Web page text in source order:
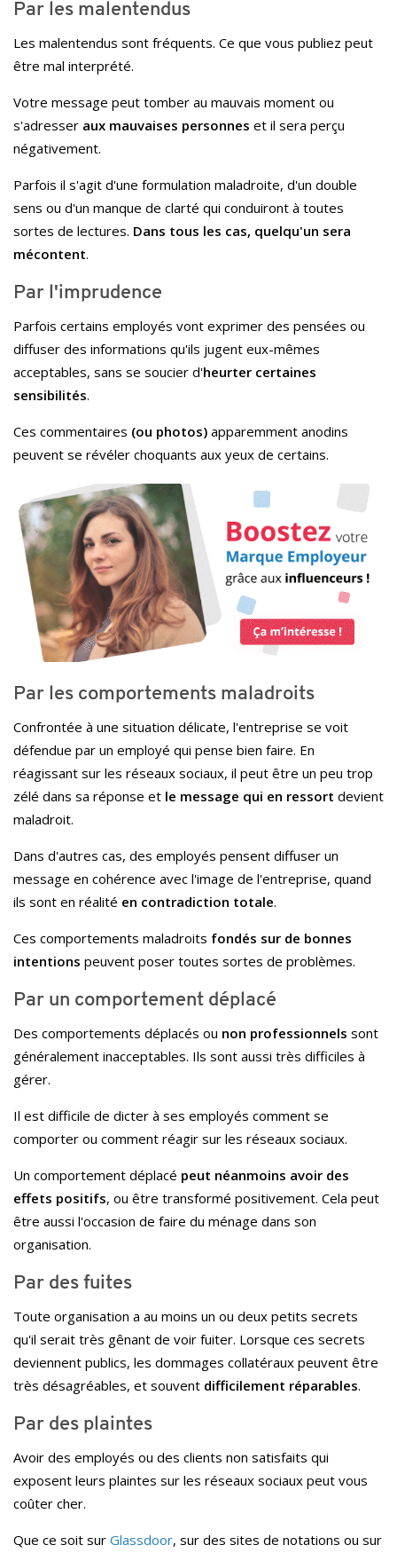
Par les malentendus
Les malentendus sont fréquents. Ce que vous publiez peut
être mal interprété.
Votre message peut tomber au mauvais moment ou
s'adresser aux mauvaises personnes et il sera perçu
négativement.
Parfois il s'agit d'une formulation maladroite, d'un double
sens ou d'un manque de clarté qui conduiront à toutes
sortes de lectures. Dans tous les cas, quelqu'un sera
mécontent.
Par l'imprudence
Parfois certains employés vont exprimer des pensées ou
diffuser des informations qu'ils jugent eux-mêmes
acceptables, sans se soucier d'heurter certaines
sensibilités.
Ces commentaires (ou photos) apparemment anodins
peuvent se révéler choquants aux yeux de certains.
Par les comportements maladroits
Confrontée à une situation délicate, l'entreprise se voit
défendue par un employé qui pense bien faire. En
réagissant sur les réseaux sociaux, il peut être un peu trop
zélé dans sa réponse et le message qui en ressort devient
maladroit.
Dans d'autres cas, des employés pensent diffuser un
message en cohérence avec l'image de l'entreprise, quand
ils sont en réalité en contradiction totale.
Ces comportements maladroits fondés sur de bonnes
intentions peuvent poser toutes sortes de problèmes.
Par un comportement déplacé
Des comportements déplacés ou non professionnels sont
généralement inacceptables. Ils sont aussi très difficiles à
gérer.
Il est difficile de dicter à ses employés comment se
comporter ou comment réagir sur les réseaux sociaux.
Un comportement déplacé peut néanmoins avoir des
effets positifs, ou être transformé positivement. Cela peut
être aussi l'occasion de faire du ménage dans son
organisation.
Par des fuites
Toute organisation a au moins un ou deux petits secrets
qu'il serait très gênant de voir fuiter. Lorsque ces secrets
deviennent publics, les dommages collatéraux peuvent être
très désagréables, et souvent difficilement réparables.
Par des plaintes
Avoir des employés ou des clients non satisfaits qui
exposent leurs plaintes sur les réseaux sociaux peut vous
coûter cher.
Que ce soit sur Glassdoor, sur des sites de notations ou sur